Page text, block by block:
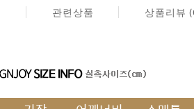
관련상품 상품리뷰